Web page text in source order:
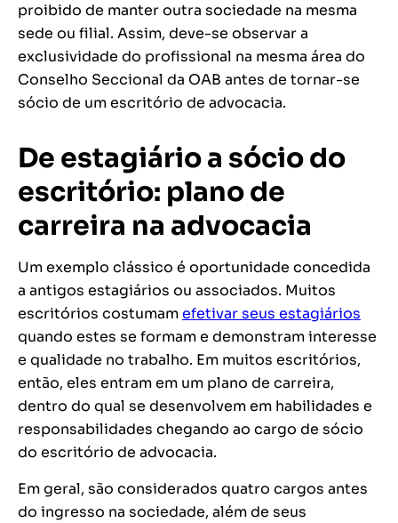
proibido de manter outra sociedade na mesma
sede ou filial. Assim, deve-se observar a
exclusividade do profissional na mesma área do
Conselho Seccional da OAB antes de tornar-se
sócio de um escritório de advocacia.
De estagiário a sócio do
escritório: plano de
carreira na advocacia
Um exemplo clássico é oportunidade concedida
a antigos estagiários ou associados. Muitos
escritórios costumamefetivar seus estagiários
quando estes se formam e demonstram interesse
e qualidade no trabalho. Em muitos escritórios,
então, eles entram em um plano de carreira,
dentro do qual se desenvolvem em habilidades e
responsabilidades chegando ao cargo de sócio
do escritório de advocacia.
Em geral, são considerados quatro cargos antes
do ingresso na sociedade, além de seus